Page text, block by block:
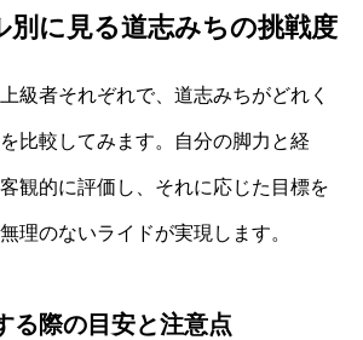
別に見る道志みちの挑戦度
級者それぞれで、道志みちがどれく
比較してみます。自分の脚力と経
観的に評価し、それに応じた目標を
理のないライドが実現します。
る際の目安と注意点